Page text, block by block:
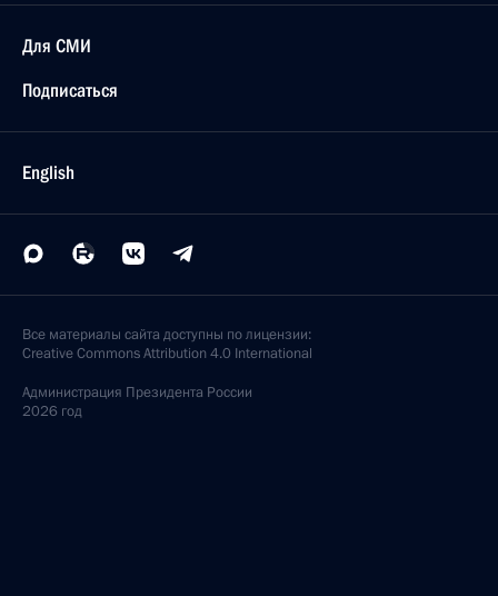
Для СМИ
Подписаться
English
Все материалы сайта доступны по лицензии:
Creative Commons Attribution 4.0 International
Администрация Президента России
2026 год